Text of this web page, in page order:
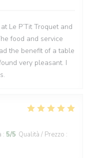
Le P’Tit Troquet and
food and service
the benefit of a table
very pleasant. I
: 5/5 Qualità / Prezzo :